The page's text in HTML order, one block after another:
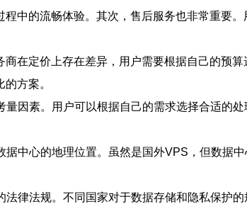
中的流畅体验。其次，售后服务也非常重要
在定价上存在差异，用户需要根据自己的预
方案。
因素。用户可以根据自己的需求选择合适的
中心的地理位置。虽然是国外VPS，但数据
律法规。不同国家对于数据存储和隐私保护